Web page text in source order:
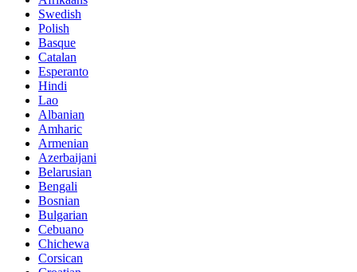
Swedish
Polish
Basque
Catalan
Esperanto
Hindi
Lao
Albanian
Amharic
Armenian
Azerbaijani
Belarusian
Bengali
Bosnian
Bulgarian
Cebuano
Chichewa
Corsican